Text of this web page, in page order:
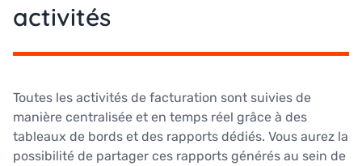
activités
Toutes les activités de facturation sont suivies de
manière centralisée et en temps réel grâce à des
tableaux de bords et des rapports dédiés. Vous aurez la
possibilité de partager ces rapports générés au sein de